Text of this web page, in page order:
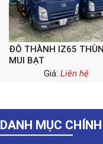
ĐÔ THÀNH IZ65
MUI BẠT
Giá: Liên hệ
DANH MỤC CHÍNH